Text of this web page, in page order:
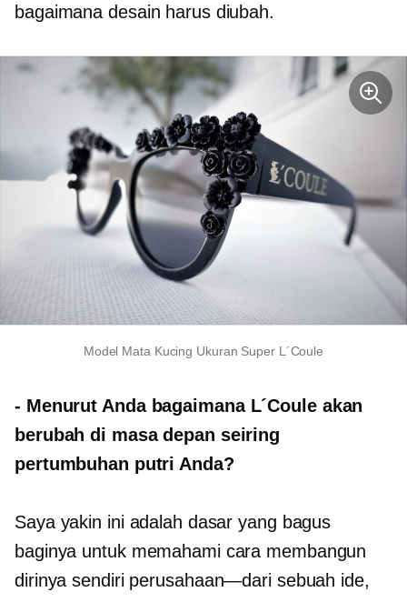
bagaimana desain harus diubah.
Model Mata Kucing Ukuran Super L´Coule
- Menurut Anda bagaimana L´Coule akan
berubah di masa depan seiring
pertumbuhan putri Anda?
Saya yakin ini adalah dasar yang bagus
baginya untuk memahami cara membangun
dirinya sendiri perusahaan—darisebuah ide,